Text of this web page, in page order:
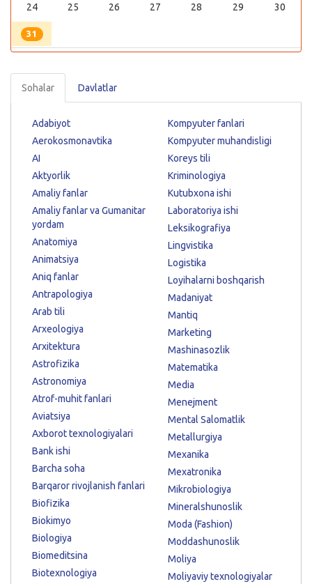
24 25 26 27 28 29 30
31
Sohalar Davlatlar
Adabiyot
Aerokosmonavtika
AI
Aktyorlik
Amaliy fanlar
Amaliy fanlar va Gumanitar
yordam
Anatomiya
Animatsiya
Aniq fanlar
Antrapologiya
Arab tili
Arxeologiya
Arxitektura
Astrofizika
Astronomiya
Atrof-muhit fanlari
Aviatsiya
Axborot texnologiyalari
Bank ishi
Barcha soha
Barqaror rivojlanish fanlari
Biofizika
Biokimyo
Biologiya
Biomeditsina
Biotexnologiya
Kompyuter fanlari
Kompyuter muhandisligi
Koreys tili
Kriminologiya
Kutubxona ishi
Laboratoriya ishi
Leksikografiya
Lingvistika
Logistika
Loyihalarni boshqarish
Madaniyat
Mantiq
Marketing
Mashinasozlik
Matematika
Media
Menejment
Mental Salomatlik
Metallurgiya
Mexanika
Mexatronika
Mikrobiologiya
Mineralshunoslik
Moda (Fashion)
Moddashunoslik
Moliya
Moliyaviy texnologiyalar